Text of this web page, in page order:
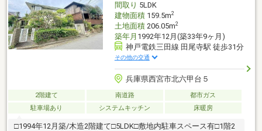
間取り 5LDK
建物面積159.5m2
土地面積206.05m2
築年月 1992年12月(築33年9ヶ月)
神戸電鉄三田線 田尾寺駅 徒歩31分
その他の交通
兵庫県西宮市北六甲台５
2階建て 南道路
都市ガス
駐車場あり
システムキッチン 床暖房
□1994年12月築/木造2階建て□5LDK□敷地内駐車スペース有□1階2